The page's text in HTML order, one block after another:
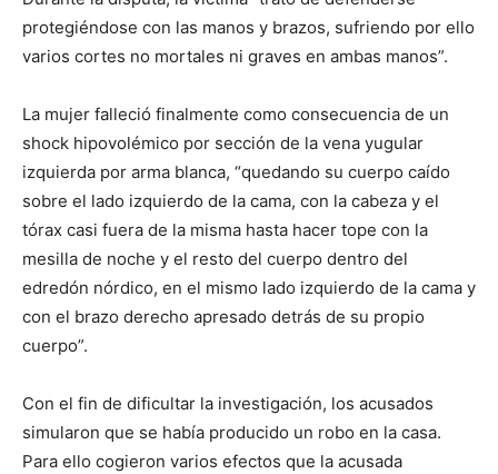
protegiéndose con las manos y brazos, sufriendo por ello
varios cortes no mortales ni graves en ambas manos”.
La mujer falleció finalmente como consecuencia de un
shock hipovolémico por sección de la vena yugular
izquierda por arma blanca, “quedando su cuerpo caído
sobre el lado izquierdo de la cama, con la cabeza y el
tórax casi fuera de la misma hasta hacer tope con la
mesilla de noche y el resto del cuerpo dentro del
edredón nórdico, en el mismo lado izquierdo de la cama y
con el brazo derecho apresado detrás de su propio
cuerpo”.
Con el fin de dificultar la investigación, los acusados
simularon que se había producido un robo en la casa.
Para ello cogieron varios efectos que la acusada